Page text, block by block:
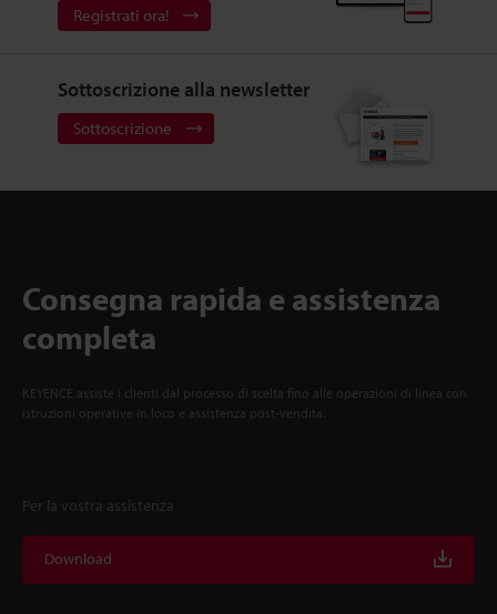
Registrati ora!
Sottoscrizione alla newsletter
Sottoscrizione
Consegna rapida e assistenza
completa
KEYENCE assiste i clienti dal processo di scelta fino alle operazioni di linea con
istruzioni operative in loco e assistenza post-vendita.
Per la vostra assistenza
Download